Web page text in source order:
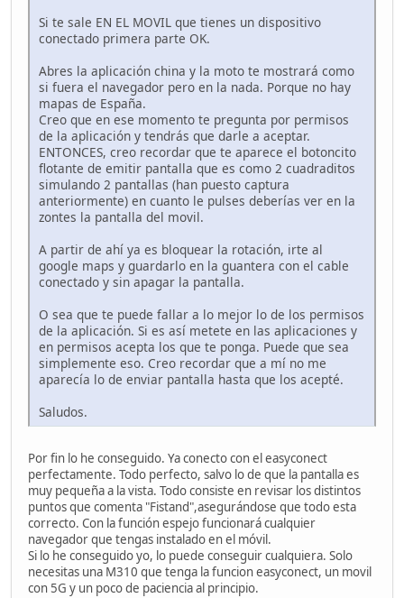
Si te sale EN EL MOVIL que tienes un dispositivo
conectado primera parte OK.
Abres la aplicación china y la moto te mostrará como
si fuera el navegador pero en la nada. Porque no hay
mapas de España.
Creo que en ese momento te pregunta por permisos
de la aplicación y tendrás que darle a aceptar.
ENTONCES, creo recordar que te aparece el botoncito
flotante de emitir pantalla que es como 2 cuadraditos
simulando 2 pantallas (han puesto captura
anteriormente) en cuanto le pulses deberías ver en la
zontes la pantalla del movil.
A partir de ahí ya es bloquear la rotación, irte al
google maps y guardarlo en la guantera con el cable
conectado y sin apagar la pantalla.
O sea que te puede fallar a lo mejor lo de los permisos
de la aplicación. Si es así metete en las aplicaciones y
en permisos acepta los que te ponga. Puede que sea
simplemente eso. Creo recordar que a mí no me
aparecía lo de enviar pantalla hasta que los acepté.
Saludos.
Por fin lo he conseguido. Ya conecto con el easyconect
perfectamente. Todo perfecto, salvo lo de que la pantalla es
muy pequeña a la vista. Todo consiste en revisar los distintos
puntos que comenta "Fistand",asegurándose que todo esta
correcto. Con la función espejo funcionará cualquier
navegador que tengas instalado en el móvil.
Si lo he conseguido yo, lo puede conseguir cualquiera. Solo
necesitas una M310 que tenga la funcion easyconect, un movil
con 5G y un poco de paciencia al principio.